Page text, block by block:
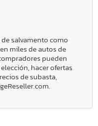
salvamento como
miles de autos de
pueden
hacer ofertas
de subasta,